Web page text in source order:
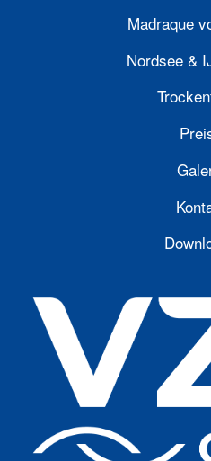
Madraque
Nordsee &